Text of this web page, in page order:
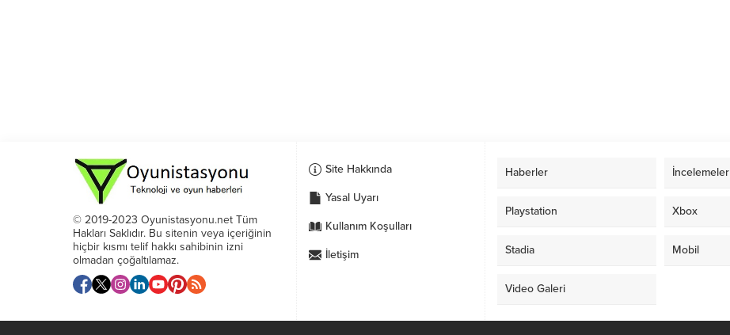
© 2019-2023 Oyunistasyonu.net Tüm
Hakları Saklıdır. Bu sitenin veya içeriğinin
hiçbir kısmı telif hakkı sahibinin izni
olmadan çoğaltılamaz.
Site Hakkında
Yasal Uyarı
Kullanım Koşulları
İletişim
Haberler İncelemeler
Playstation Xbox
Stadia Mobil
Video Galeri